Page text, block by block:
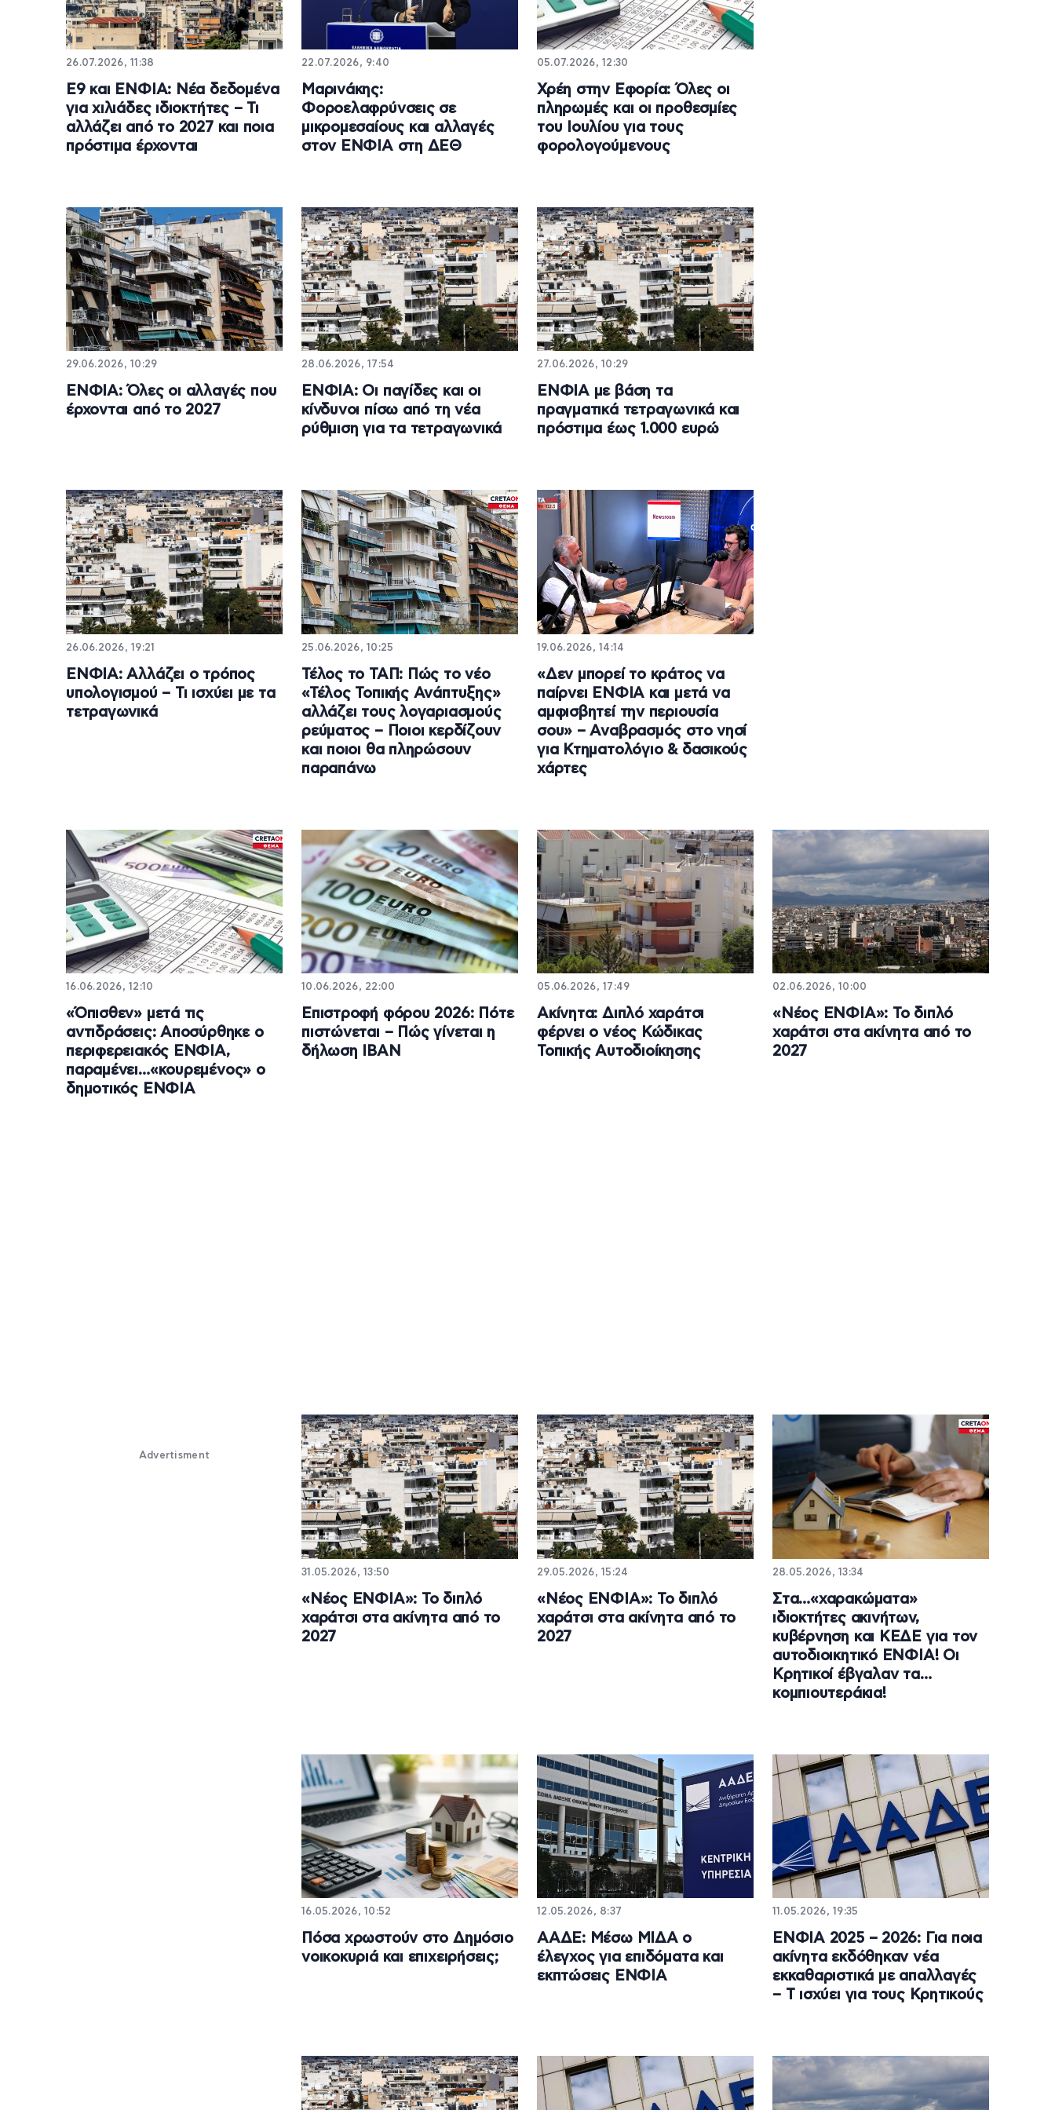
26.07.2026, 11:38
Ε9 και ΕΝΦΙΑ: Νέα δεδομένα
για χιλιάδες ιδιοκτήτες – Τι
αλλάζει από το 2027 και ποια
πρόστιμα έρχονται
22.07.2026, 9:40
Μαρινάκης:
Φοροελαφρύνσεις σε
μικρομεσαίους και αλλαγές
στον ΕΝΦΙΑ στη ΔΕΘ
05.07.2026, 12:30
Χρέη στην Εφορία: Όλες οι
πληρωμές και οι προθεσμίες
του Ιουλίου για τους
φορολογούμενους
29.06.2026, 10:29
ΕΝΦΙΑ: Όλες οι αλλαγές που
έρχονται από το 2027
28.06.2026, 17:54
ΕΝΦΙΑ: Οι παγίδες και οι
κίνδυνοι πίσω από τη νέα
ρύθμιση για τα τετραγωνικά
27.06.2026, 10:29
ΕΝΦΙΑ με βάση τα
πραγματικά τετραγωνικά και
πρόστιμα έως 1.000 ευρώ
26.06.2026, 19:21
ΕΝΦΙΑ: Αλλάζει ο τρόπος
υπολογισμού – Τι ισχύει με τα
τετραγωνικά
25.06.2026, 10:25
Τέλος το ΤΑΠ: Πώς το νέο
«Τέλος Τοπικής Ανάπτυξης»
αλλάζει τους λογαριασμούς
ρεύματος – Ποιοι κερδίζουν
και ποιοι θα πληρώσουν
παραπάνω
19.06.2026, 14:14
«Δεν μπορεί το κράτος να
παίρνει ΕΝΦΙΑ και μετά να
αμφισβητεί την περιουσία
σου» – Αναβρασμός στο νησί
για Κτηματολόγιο & δασικούς
χάρτες
16.06.2026, 12:10
«Όπισθεν» μετά τις
αντιδράσεις: Αποσύρθηκε ο
περιφερειακός ΕΝΦΙΑ,
παραμένει…«κουρεμένος» ο
δημοτικός ΕΝΦΙΑ
10.06.2026, 22:00
Επιστροφή φόρου 2026: Πότε
πιστώνεται – Πώς γίνεται η
δήλωση IBAN
05.06.2026, 17:49
Ακίνητα: Διπλό χαράτσι
φέρνει ο νέος Κώδικας
Τοπικής Αυτοδιοίκησης
02.06.2026, 10:00
«Νέος ΕΝΦΙΑ»: Το διπλό
χαράτσι στα ακίνητα από το
2027
Advertisment
31.05.2026, 13:50
«Νέος ΕΝΦΙΑ»: Το διπλό
χαράτσι στα ακίνητα από το
2027
29.05.2026, 15:24
«Νέος ΕΝΦΙΑ»: Το διπλό
χαράτσι στα ακίνητα από το
2027
28.05.2026, 13:34
Στα…«χαρακώματα»
ιδιοκτήτες ακινήτων,
κυβέρνηση και ΚΕΔΕ για τον
αυτοδιοικητικό ΕΝΦΙΑ! Οι
Κρητικοί έβγαλαν τα…
κομπιουτεράκια!
16.05.2026, 10:52
Πόσα χρωστούν στο Δημόσιο
νοικοκυριά και επιχειρήσεις;
12.05.2026, 8:37
ΑΑΔΕ: Μέσω ΜΙΔΑ ο
έλεγχος για επιδόματα και
εκπτώσεις ΕΝΦΙΑ
11.05.2026, 19:35
ΕΝΦΙΑ 2025 – 2026: Για ποια
ακίνητα εκδόθηκαν νέα
εκκαθαριστικά με απαλλαγές
– Τ ισχύει για τους Κρητικούς